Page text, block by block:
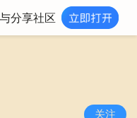
分享社区
关注